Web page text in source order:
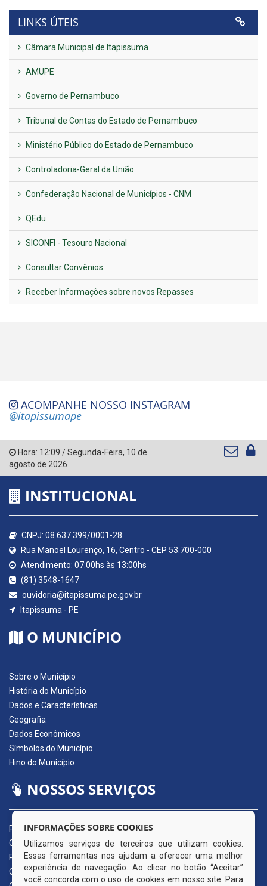
LINKS ÚTEIS
Câmara Municipal de Itapissuma
AMUPE
Governo de Pernambuco
Tribunal de Contas do Estado de Pernambuco
Ministério Público do Estado de Pernambuco
Controladoria-Geral da União
Confederação Nacional de Municípios - CNM
QEdu
SICONFI - Tesouro Nacional
Consultar Convênios
Receber Informações sobre novos Repasses
ACOMPANHE NOSSO INSTAGRAM
@itapissumape
INFORMAÇÕES SOBRE COOKIES
Utilizamos serviços de terceiros que utilizam cookies.
Essas ferramentas nos ajudam a oferecer uma melhor
experiência de navegação. Ao clicar no botão “Aceitar”
você concorda com o uso de cookies em nosso site. Para
Hora: 12:09 /Segunda-Feira, 10 de
agosto de 2026
INSTITUCIONAL
CNPJ: 08.637.399/0001-28
Rua Manoel Lourenço, 16, Centro - CEP 53.700-000
Atendimento: 07:00hs às 13:00hs
(81) 3548-1647
ouvidoria@itapissuma.pe.gov.br
Itapissuma - PE
O MUNICÍPIO
Sobre o Município
História do Município
Dados e Características
Geografia
Dados Econômicos
Símbolos do Município
Hino do Município
NOSSOS SERVIÇOS
Portal da Transparência
Carta de Serviços ao Usuário
Pedido de Acesso à Informação (e-SIC)
Ouvidoria Municipal